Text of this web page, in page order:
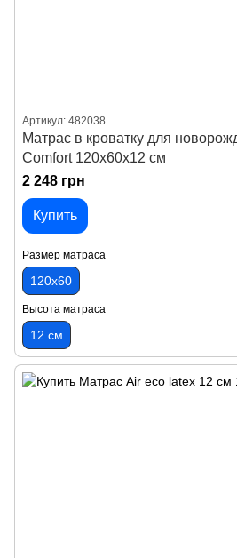
Артикул: 482038
Матрас в кроватку для
Comfort 120х60х12 см
2 248 грн
Купить
Размер матраса
120х60
Высота матраса
12 см